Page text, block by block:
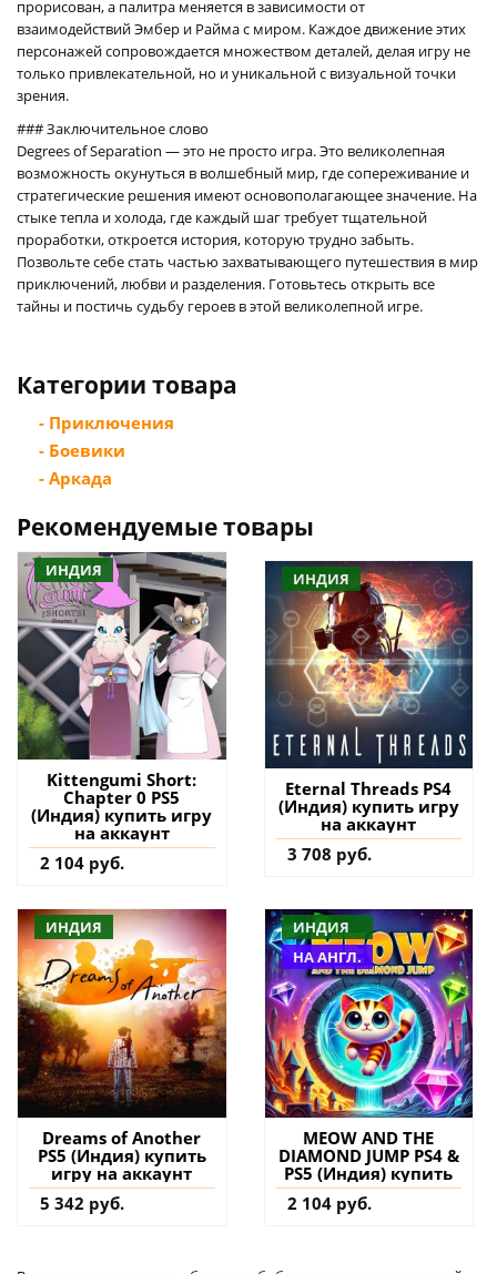
прорисован, а палитра меняется в зависимости от
взаимодействий Эмбер и Райма с миром. Каждое движение этих
персонажей сопровождается множеством деталей, делая игру не
только привлекательной, но и уникальной с визуальной точки
зрения.
### Заключительное слово
Degrees of Separation — это не просто игра. Это великолепная
возможность окунуться в волшебный мир, где сопереживание и
стратегические решения имеют основополагающее значение. На
стыке тепла и холода, где каждый шаг требует тщательной
проработки, откроется история, которую трудно забыть.
Позвольте себе стать частью захватывающего путешествия в мир
приключений, любви и разделения. Готовьтесь открыть все
тайны и постичь судьбу героев в этой великолепной игре.
Категории товара
- Приключения
- Боевики
- Аркада
Рекомендуемые товары
ИНДИЯ
Kittengumi Short:
Chapter 0 PS5
(Индия) купить игру
на аккаунт
2 104 руб.
ИНДИЯ
Eternal Threads PS4
(Индия) купить игру
на аккаунт
3 708 руб.
ИНДИЯ
Dreams of Another
PS5 (Индия) купить
игру на аккаунт
5 342 руб.
ИНДИЯ
НА АНГЛ.
MEOW AND THE
DIAMOND JUMP PS4 &
PS5 (Индия) купить
2 104 руб.